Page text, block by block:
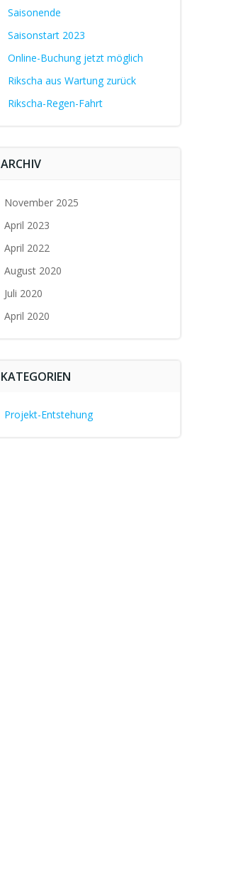
Saisonende
Saisonstart 2023
Online-Buchung jetzt möglich
Rikscha aus Wartung zurück
Rikscha-Regen-Fahrt
ARCHIV
November 2025
April 2023
April 2022
August 2020
Juli 2020
April 2020
KATEGORIEN
Projekt-Entstehung